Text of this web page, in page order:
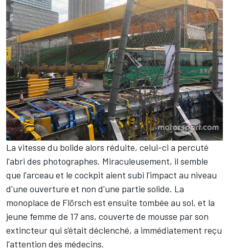
La vitesse du bolide alors réduite, celui-ci a percuté
l'abri des photographes. Miraculeusement, il semble
que l'arceau et le cockpit aient subi l'impact au niveau
d'une ouverture et non d'une partie solide. La
monoplace de Flörsch est ensuite tombée au sol, et la
jeune femme de 17 ans, couverte de mousse par son
extincteur qui s'était déclenché, a immédiatement reçu
l'attention des médecins.